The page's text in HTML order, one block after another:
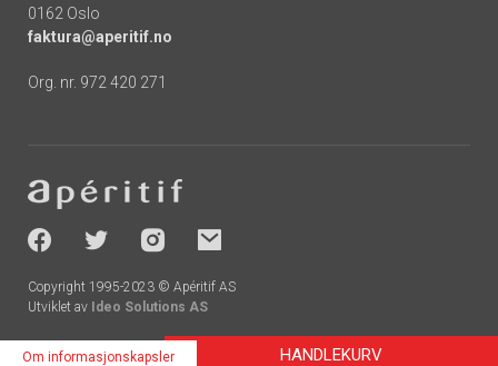
0162 Oslo
faktura@aperitif.no
Org. nr. 972 420 271
-
socials
Copyright 1995-2023 © Apéritif AS
Utviklet av Ideo Solutions AS
HANDLEKURV
Om informasjonskapsler